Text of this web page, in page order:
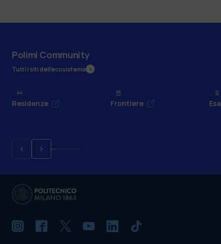
Polimi Community
Tutti i siti dell’ecosistema
Residenze Frontiere